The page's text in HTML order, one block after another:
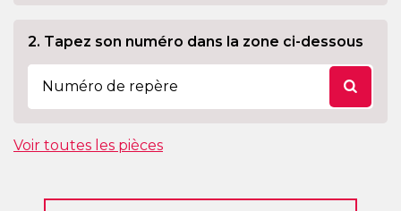
2. Tapez son numéro dans la zone ci-dessous
Voir toutes les pièces